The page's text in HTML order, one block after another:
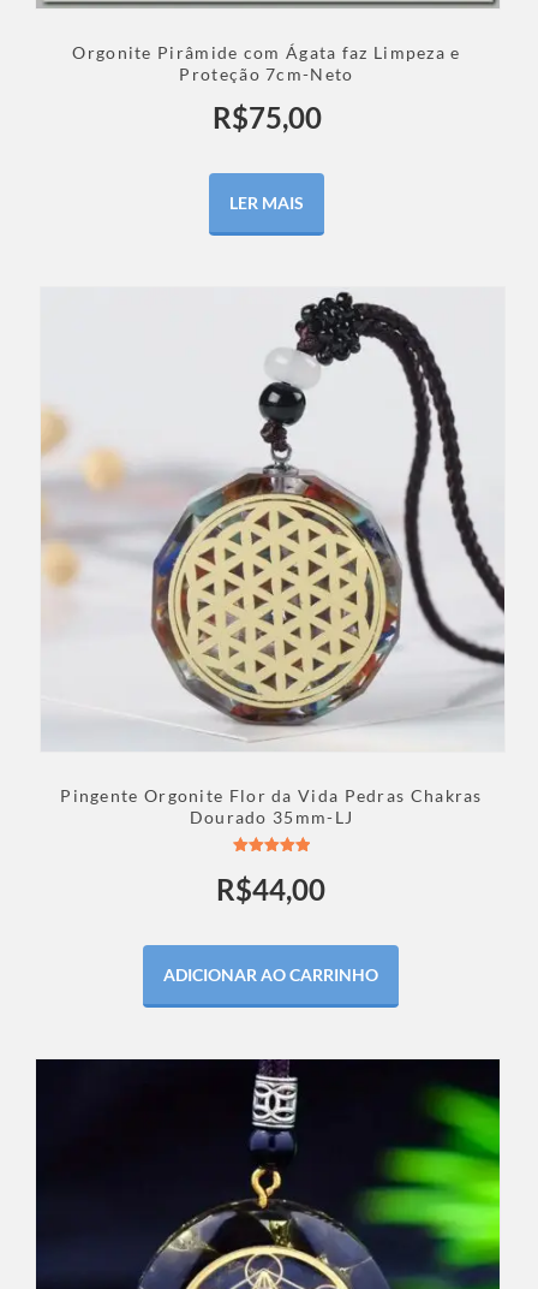
Orgonite Pirâmide com Ágata faz Limpeza e
Proteção 7cm-Neto
R$75,00
LER MAIS
Pingente Orgonite Flor da Vida Pedras Chakras
Dourado 35mm-LJ
5.00
de 5
R$44,00
ADICIONAR AO CARRINHO